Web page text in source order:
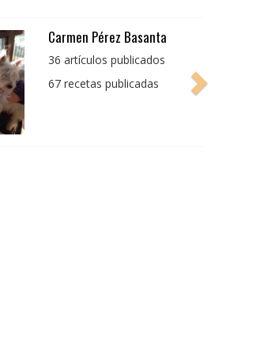
Pedro Manuel Collado
Cruz
producto bien tratado